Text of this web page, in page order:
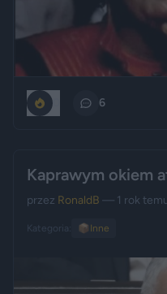
6
Kaprawym okiem
przez RonaldB — 1 rok
Kategoria: 📦 Inne